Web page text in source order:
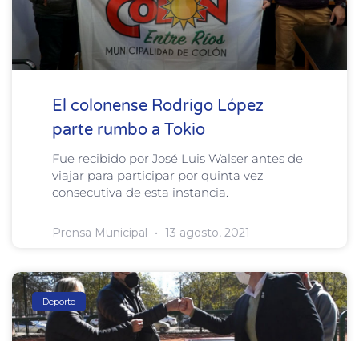
El colonense Rodrigo López
parte rumbo a Tokio
Fue recibido por José Luis Walser antes de
viajar para participar por quinta vez
consecutiva de esta instancia.
Prensa Municipal 13 agosto, 2021
Deporte